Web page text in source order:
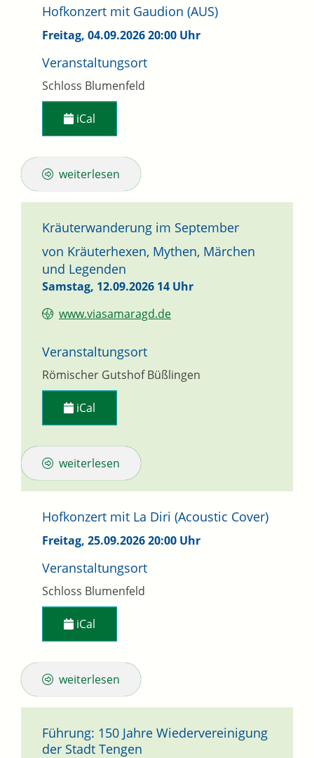
Hofkonzert mit Gaudion (AUS)
Freitag, 04.09.202620:00 Uhr
Veranstaltungsort
Schloss Blumenfeld
iCal
weiterlesen
Kräuterwanderung im September
von Kräuterhexen, Mythen, Märchen
und Legenden
Samstag, 12.09.2026 14 Uhr
www.viasamaragd.de
Veranstaltungsort
Römischer Gutshof Büßlingen
iCal
weiterlesen
Hofkonzert mit La Diri (Acoustic Cover)
Freitag, 25.09.202620:00 Uhr
Veranstaltungsort
Schloss Blumenfeld
iCal
weiterlesen
Führung: 150 Jahre Wiedervereinigung
der Stadt Tengen